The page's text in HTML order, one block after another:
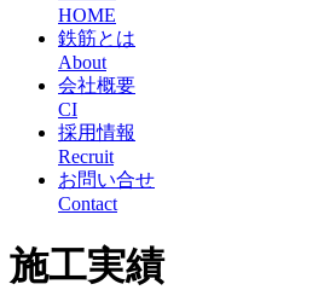
HOME
鉄筋とは
About
会社概要
CI
採用情報
Recruit
お問い合せ
Contact
施工実績